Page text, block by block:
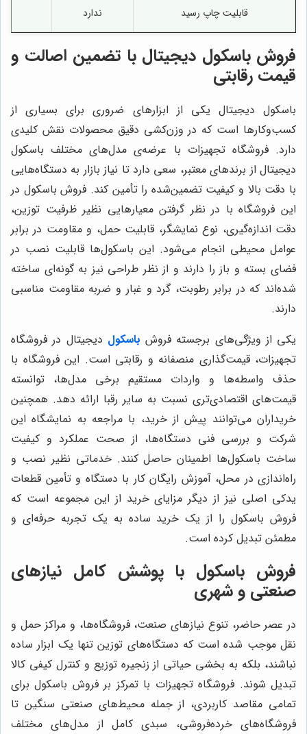
قابلیت چاپ رسید ندارد
فروش باسکول دیجیتال با تضمین اصالت و
قیمت رقابتی
باسکول دیجیتال یکی از ابزارهای ضروری برای بسیاری از
کسب‌وکارها است که در وزن‌کشی دقیق محصولات نقش کلیدی
دارد. فروشگاه تجهیزات با عرضه‌ی مدل‌های مختلف باسکول
دیجیتال از برندهای معتبر، سعی دارد تا نیاز بازار به دستگاه‌هایی
با دقت بالا و کیفیت تضمین‌شده را تأمین کند. فروش باسکول در
این فروشگاه با در نظر گرفتن معیارهایی نظیر ظرفیت توزین،
دقت اندازه‌گیری، نوع نمایشگر، قابلیت حمل، و مقاومت در برابر
عوامل محیطی انجام می‌شود. این باسکول‌ها قابلیت نصب در
فضای بسته و باز را دارند و از نظر طراحی نیز به گونه‌ای ساخته
شده‌اند که در برابر رطوبت، گرد و غبار و ضربه مقاومت مناسبی
دارند.
یکی از ویژگی‌های برجسته فروش باسکول دیجیتال در فروشگاه
تجهیزات، قیمت‌گذاری منصفانه و رقابتی است. این فروشگاه با
حذف واسطه‌ها و واردات مستقیم برخی مدل‌ها، توانسته
قیمت‌های اقتصادی‌تری نسبت به سایر رقبا ارائه دهد. همچنین
خریداران می‌توانند پیش از خرید، با مراجعه به نمایشگاه این
شرکت و بررسی فنی دستگاه‌ها، از صحت عملکرد و کیفیت
ساخت باسکول‌ها اطمینان حاصل کنند. خدماتی نظیر نصب و
راه‌اندازی در محل، آموزش رایگان کار با دستگاه و تأمین قطعات
یدکی اصلی نیز از دیگر مزایای خرید از این مجموعه است که
فروش باسکول را از یک خرید ساده به یک تجربه حرفه‌ای و
مطمئن تبدیل کرده است.
فروش باسکول با پوشش کامل نیازهای
صنعتی و شهری
در عصر حاضر، تنوع نیازهای صنعت، فروشگاه‌ها، و مراکز حمل و
نقل موجب شده است که دستگاه‌های توزین تنها یک ابزار ساده
نباشند، بلکه به بخشی حیاتی از زنجیره توزیع و کنترل کیفی کالا
تبدیل شوند. فروشگاه تجهیزات با تمرکز بر فروش باسکول برای
تمامی مقاصد کاربردی، از جمله محیط‌های صنعتی سنگین تا
فروشگاه‌های خرده‌فروشی، سبدی کامل از مدل‌های مختلف